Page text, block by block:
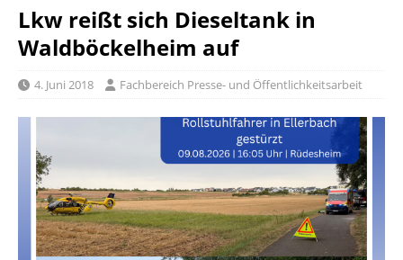
Lkw reißt sich Dieseltank in
Waldböckelheim auf
4. Juni 2018 Fachbereich Presse- und Öffentlichkeitsarbeit